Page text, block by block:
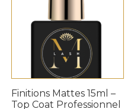
Finitions Mattes 15ml –
Top Coat Professionnel